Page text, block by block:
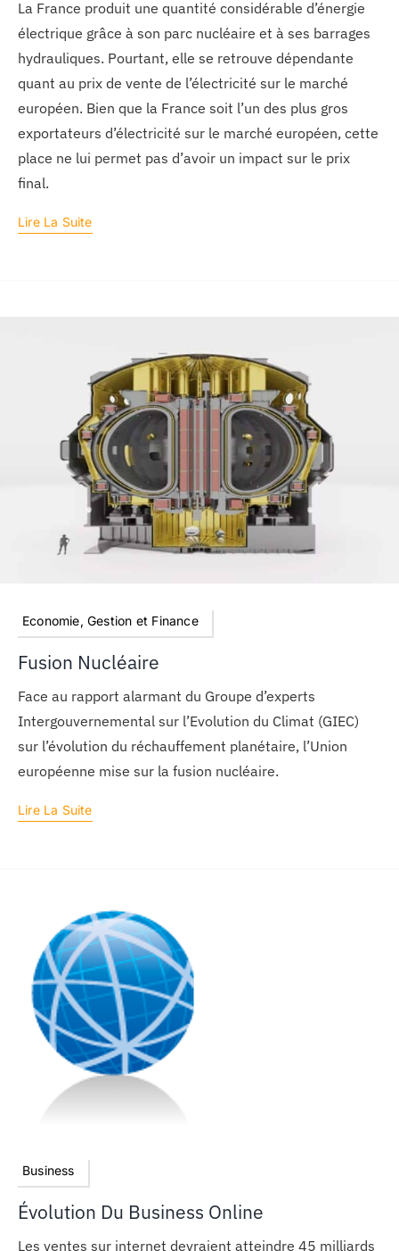
La France produit une quantité considérable d’énergie
électrique grâce à son parc nucléaire et à ses barrages
hydrauliques. Pourtant, elle se retrouve dépendante
quant au prix de vente de l’électricité sur le marché
européen. Bien que la France soit l’un des plus gros
exportateurs d’électricité sur le marché européen, cette
place ne lui permet pas d’avoir un impact sur le prix
final.
Lire La Suite
Economie, Gestion et Finance
Fusion Nucléaire
Face au rapport alarmant du Groupe d’experts
Intergouvernemental sur l’Evolution du Climat (GIEC)
sur l’évolution du réchauffement planétaire, l’Union
européenne mise sur la fusion nucléaire.
Lire La Suite
Business
Évolution Du Business Online
Les ventes sur internet devraient atteindre 45 milliards